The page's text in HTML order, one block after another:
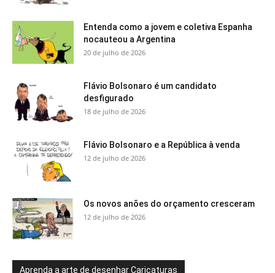
Entenda como a jovem e coletiva Espanha
nocauteou a Argentina
20 de julho de 2026
Flávio Bolsonaro é um candidato
desfigurado
18 de julho de 2026
Flávio Bolsonaro e a República à venda
12 de julho de 2026
Os novos anões do orçamento cresceram
12 de julho de 2026
Aprenda a arte de desenhar Caricaturas